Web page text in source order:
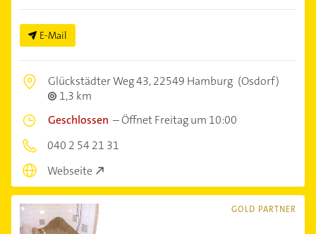
E-Mail
Glückstädter Weg 43,22549 Hamburg (Osdorf)
1,3 km
Geschlossen –Öffnet Freitag um 10:00
040 2 54 21 31
Webseite
GOLD PARTNER